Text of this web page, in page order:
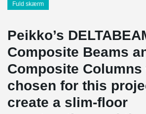
Fuld skærm
Peikko’s
Composite Beams
Composite Columns
chosen for this
create a slim-floor